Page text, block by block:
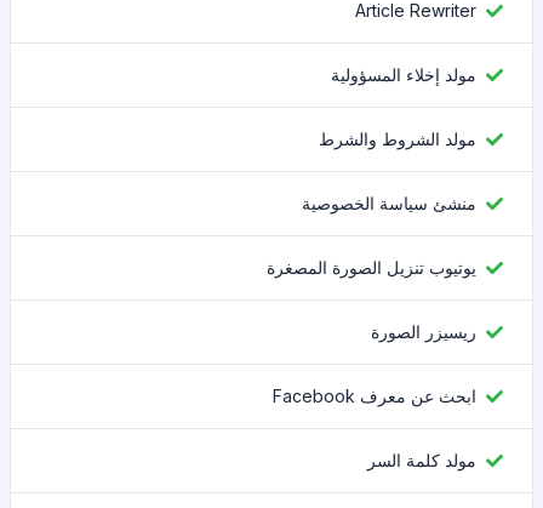
Article Rewriter
مولد إخلاء المسؤولية
مولد الشروط والشرط
منشئ سياسة الخصوصية
يوتيوب تنزيل الصورة المصغرة
ريسيزر الصورة
ابحث عن معرف Facebook
مولد كلمة السر